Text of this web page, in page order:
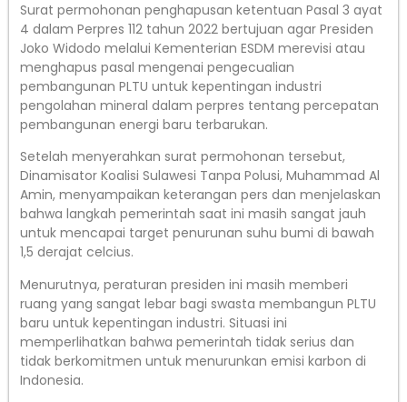
Surat permohonan penghapusan ketentuan Pasal 3 ayat
4 dalam Perpres 112 tahun 2022 bertujuan agar Presiden
Joko Widodo melalui Kementerian ESDM merevisi atau
menghapus pasal mengenai pengecualian
pembangunan PLTU untuk kepentingan industri
pengolahan mineral dalam perpres tentang percepatan
pembangunan energi baru terbarukan.
Setelah menyerahkan surat permohonan tersebut,
Dinamisator Koalisi Sulawesi Tanpa Polusi, Muhammad Al
Amin, menyampaikan keterangan pers dan menjelaskan
bahwa langkah pemerintah saat ini masih sangat jauh
untuk mencapai target penurunan suhu bumi di bawah
1,5 derajat celcius.
Menurutnya, peraturan presiden ini masih memberi
ruang yang sangat lebar bagi swasta membangun PLTU
baru untuk kepentingan industri. Situasi ini
memperlihatkan bahwa pemerintah tidak serius dan
tidak berkomitmen untuk menurunkan emisi karbon di
Indonesia.